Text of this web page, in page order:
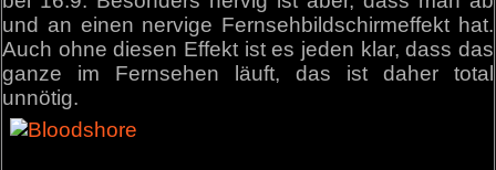
und an einen nervige Fernsehbildschirmeffekt hat.
Auch ohne diesen Effekt ist es jeden klar, dass das
ganze im Fernsehen läuft, das ist daher total
unnötig.